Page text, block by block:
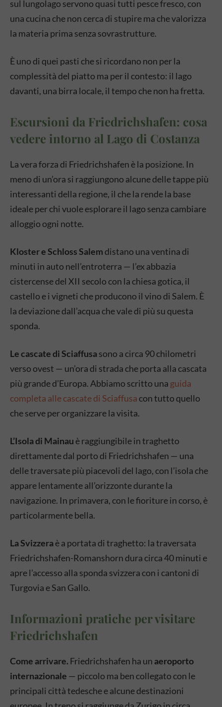
sul lungolago servono quasi tutti pesce fresco, con
una cucina che non cerca di stupire ma che valorizza
la materia prima senza sovrastrutture.
È uno di quei pasti che si ricordano non per la
complessità del piatto ma per il contesto: il lago
davanti, una birra locale, il tempo che non ha fretta.
Escursioni da Friedrichshafen: cosa
vedere intorno al Lago di Costanza
La vera forza di Friedrichshafen è la posizione. In
meno di un’ora si raggiungono alcune delle tappe più
interessanti della regione, il che la rende la base
ideale per chi vuole esplorare il lago senza cambiare
alloggio ogni notte.
Kloster e Schloss Salemdistano una ventina di
minuti in auto nell’entroterra — l’ex abbazia
cistercense del XII secolo con la chiesa gotica, il
castello e i vigneti che producono il vino di Salem. È
la deviazione dall’acqua che vale di più su questa
sponda.
Le cascate di Sciaffusasono a circa 90 chilometri
verso ovest — un’ora di strada che porta alla cascata
più grande d’Europa. Abbiamo scritto una guida
completa alle cascate di Sciaffusa con tutto quello
che serve per organizzare la visita.
L’Isola di Mainau è raggiungibile in traghetto
direttamente dal porto di Friedrichshafen — una
delle traversate più piacevoli del lago, con l’isola che
appare lentamente all’orizzonte durante la
navigazione. In primavera, con le fioriture in corso, è
particolarmente bella.
La Svizzeraè a portata di traghetto: la traversata
Friedrichshafen-Romanshorn dura circa 40 minuti e
apre l’accesso alla sponda svizzera con i cantoni di
Turgovia e San Gallo.
Informazioni pratiche per visitare
Friedrichshafen
Come arrivare.Friedrichshafen ha un aeroporto
internazionale — piccolo ma ben collegato con le
principali città tedesche e alcune destinazioni